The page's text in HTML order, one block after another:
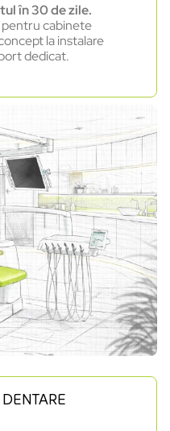
în 30 de zile.
cabinete
la instalare
dedicat.